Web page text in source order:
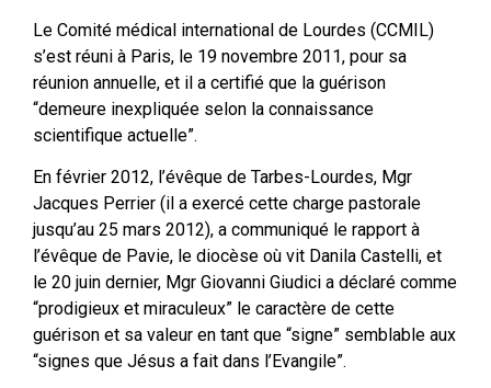
Le Comité médical international de Lourdes (CCMIL)
s’est réuni à Paris, le 19 novembre 2011, pour sa
réunion annuelle, et il a certifié que la guérison
“demeure inexpliquée selon la connaissance
scientifique actuelle”.
En février 2012, l’évêque de Tarbes-Lourdes, Mgr
Jacques Perrier (il a exercé cette charge pastorale
jusqu’au 25 mars 2012), a communiqué le rapport à
l’évêque de Pavie, le diocèse où vit Danila Castelli, et
le 20 juin dernier, Mgr Giovanni Giudici a déclaré comme
“prodigieux et miraculeux” le caractère de cette
guérison et sa valeur en tant que “signe” semblable aux
“signes que Jésus a fait dans l’Evangile”.